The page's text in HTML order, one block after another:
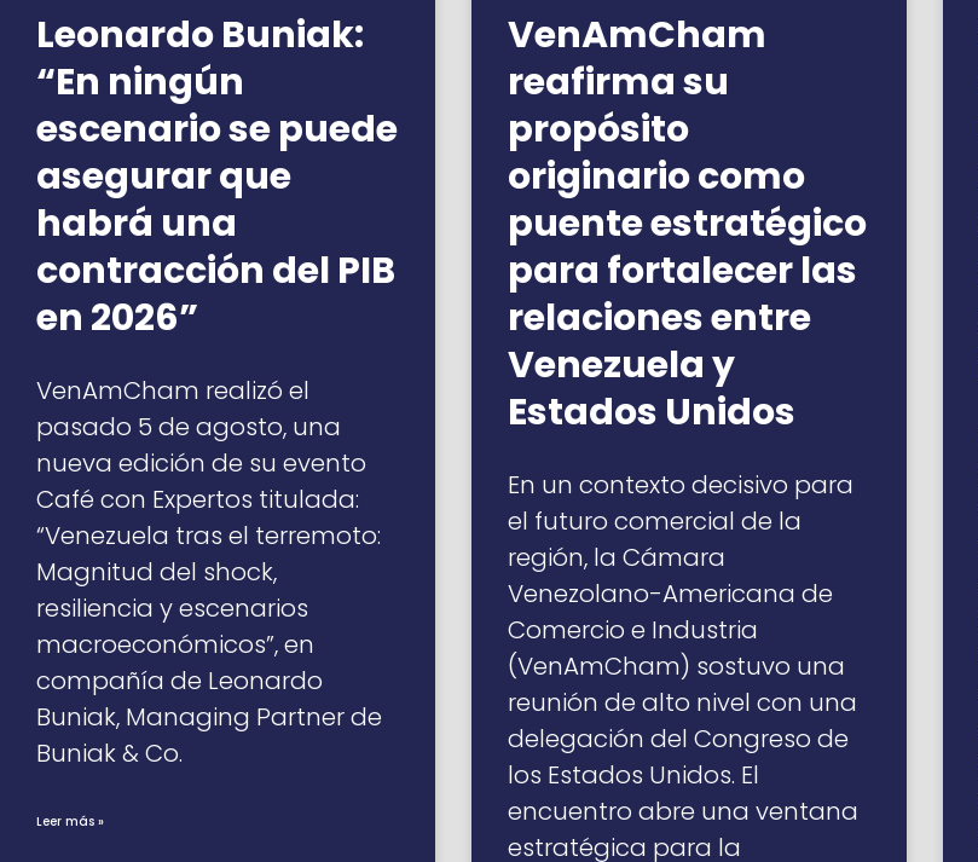
Leonardo Buniak:
“En ningún
escenario se puede
asegurar que
habrá una
contracción del PIB
en 2026”
VenAmCham realizó el
pasado 5 de agosto, una
nueva edición de su evento
Café con Expertos titulada:
“Venezuela tras el terremoto:
Magnitud del shock,
resiliencia y escenarios
macroeconómicos”, en
compañía de Leonardo
Buniak, Managing Partner de
Buniak & Co.
Leer más »
VenAmCham
reafirma su
propósito
originario como
puente estratégico
para fortalecer las
relaciones entre
Venezuela y
Estados Unidos
En un contexto decisivo para
el futuro comercial de la
región, la Cámara
Venezolano-Americana de
Comercio e Industria
(VenAmCham) sostuvo una
reunión de alto nivel con una
delegación del Congreso de
los Estados Unidos. El
encuentro abre una ventana
estratégica para la